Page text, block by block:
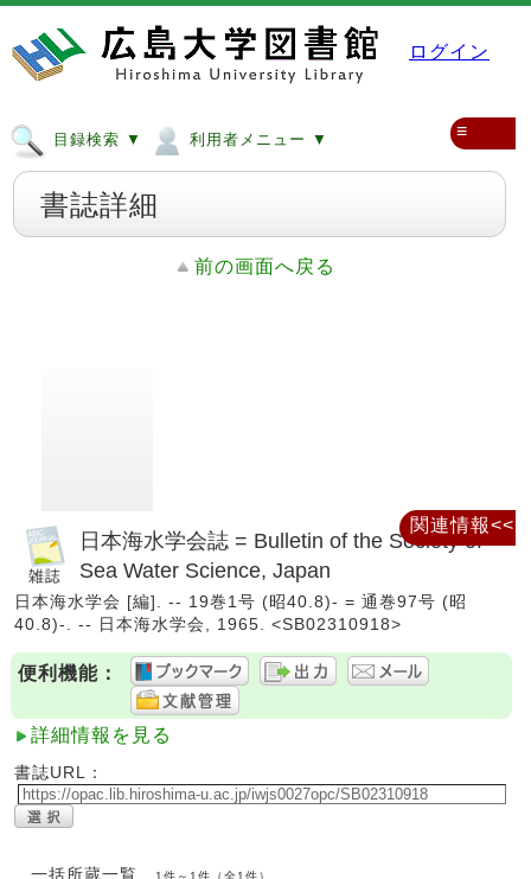
ログイン
目録検索 ▼ 利用者メニュー ▼ ≡
書誌詳細
前の画面へ戻る
日本海水学会誌 = Bulletin of the Society of
Sea Water Science, Japan
日本海水学会 [編]. -- 19巻1号 (昭40.8)- = 通巻97号 (昭
40.8)-. -- 日本海水学会, 1965. <SB02310918>
便利機能：
詳細情報を見る
書誌URL：
一括所蔵一覧 1件～1件（全1件）
関連情報<<